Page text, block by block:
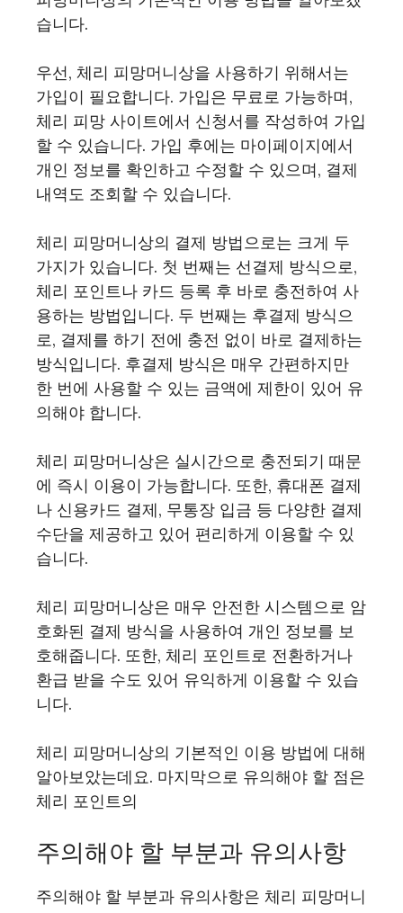
습니다.
우선, 체리 피망머니상을 사용하기 위해서는
가입이 필요합니다. 가입은 무료로 가능하며,
체리 피망 사이트에서 신청서를 작성하여 가입
할 수 있습니다. 가입 후에는 마이페이지에서
개인 정보를 확인하고 수정할 수 있으며, 결제
내역도 조회할 수 있습니다.
체리 피망머니상의 결제 방법으로는 크게 두
가지가 있습니다. 첫 번째는 선결제 방식으로,
체리 포인트나 카드 등록 후 바로 충전하여 사
용하는 방법입니다. 두 번째는 후결제 방식으
로, 결제를 하기 전에 충전 없이 바로 결제하는
방식입니다. 후결제 방식은 매우 간편하지만
한 번에 사용할 수 있는 금액에 제한이 있어 유
의해야 합니다.
체리 피망머니상은 실시간으로 충전되기 때문
에 즉시 이용이 가능합니다. 또한, 휴대폰 결제
나 신용카드 결제, 무통장 입금 등 다양한 결제
수단을 제공하고 있어 편리하게 이용할 수 있
습니다.
체리 피망머니상은 매우 안전한 시스템으로 암
호화된 결제 방식을 사용하여 개인 정보를 보
호해줍니다. 또한, 체리 포인트로 전환하거나
환급 받을 수도 있어 유익하게 이용할 수 있습
니다.
체리 피망머니상의 기본적인 이용 방법에 대해
알아보았는데요. 마지막으로 유의해야 할 점은
체리 포인트의
주의해야 할 부분과 유의사항
주의해야 할 부분과 유의사항은 체리 피망머니